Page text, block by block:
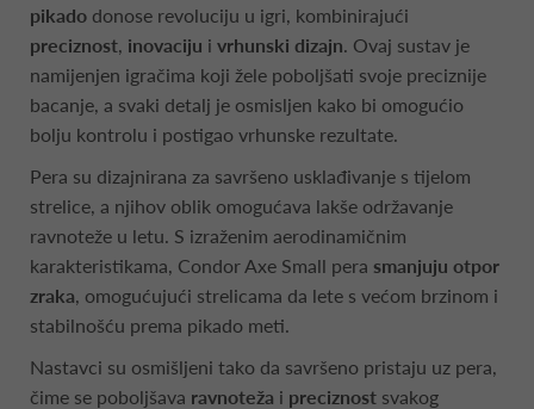
pikado donose revoluciju u igri, kombinirajući
preciznost, inovaciju i vrhunski dizajn. Ovaj sustav je
namijenjen igračima koji žele poboljšati svoje preciznije
bacanje, a svaki detalj je osmisljen kako bi omogućio
bolju kontrolu i postigao vrhunske rezultate.
Pera su dizajnirana za savršeno usklađivanje s tijelom
strelice, a njihov oblik omogućava lakše održavanje
ravnoteže u letu. S izraženim aerodinamičnim
karakteristikama, Condor Axe Small pera smanjuju otpor
zraka, omogućujući strelicama da lete s većom brzinom i
stabilnošću prema pikado meti.
Nastavci su osmišljeni tako da savršeno pristaju uz pera,
čime se poboljšava ravnoteža i preciznost svakog